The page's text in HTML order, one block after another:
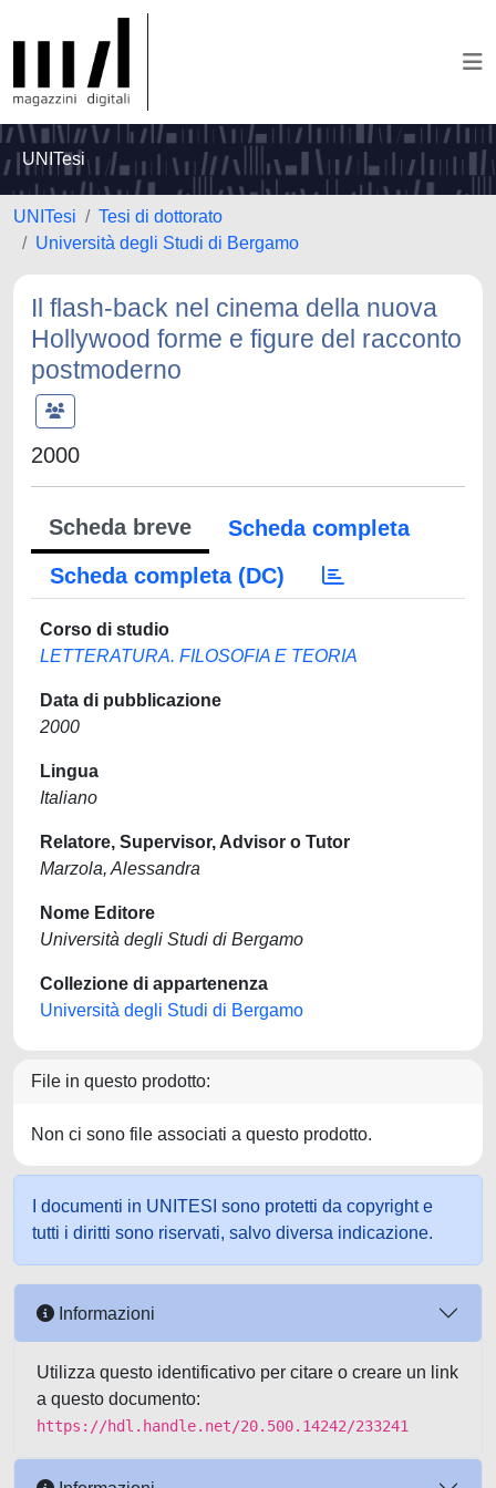
UNITesi
UNITesi
Tesi di dottorato
Università degli Studi di Bergamo
Il flash-back nel cinema della nuova
Hollywood forme e figure del racconto
postmoderno
2000
Scheda breve
Scheda completa
Scheda completa (DC)
Corso di studio
LETTERATURA. FILOSOFIA E TEORIA
Data di pubblicazione
2000
Lingua
Italiano
Relatore, Supervisor, Advisor o Tutor
Marzola, Alessandra
Nome Editore
Università degli Studi di Bergamo
Collezione di appartenenza
Università degli Studi di Bergamo
File in questo prodotto:
Non ci sono file associati a questo prodotto.
I documenti in UNITESI sono protetti da copyright e
tutti i diritti sono riservati, salvo diversa indicazione.
Informazioni
Utilizza questo identificativo per citare o creare un link
a questo documento:
https://hdl.handle.net/20.500.14242/233241